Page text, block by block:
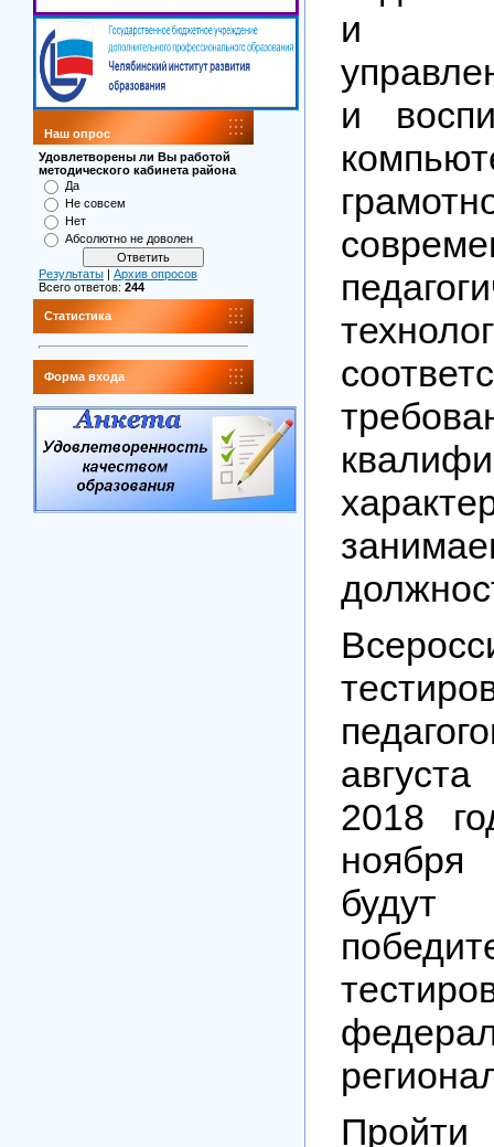
Наш опрос
Удовлетворены ли Вы работой
методического кабинета района
Да
Не совсем
Нет
Абсолютно не доволен
Результаты
Архив опросов
Всего ответов: 244
Статистика
Форма входа
и
и
2018
будут
Пройти